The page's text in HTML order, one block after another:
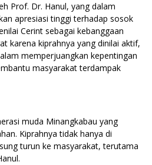
Prof. Dr. Hanul, yang dalam
apresiasi tinggi terhadap sosok
Cerint sebagai kebanggaan
karena kiprahnya yang dinilai aktif,
memperjuangkan kepentingan
masyarakat terdampak
muda Minangkabau yang
Kiprahnya tidak hanya di
turun ke masyarakat, terutama